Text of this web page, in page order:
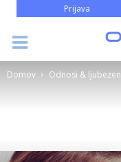
Prijava
Domov Odnosi & ljubezen